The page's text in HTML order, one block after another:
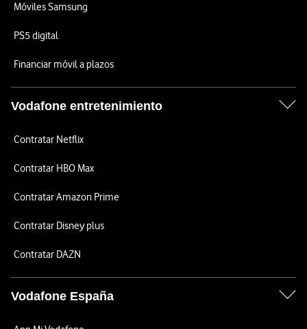
Móviles Samsung
PS5 digital
Financiar móvil a plazos
Vodafone entretenimiento
Contratar Netflix
Contratar HBO Max
Contratar Amazon Prime
Contratar Disney plus
Contratar DAZN
Vodafone España